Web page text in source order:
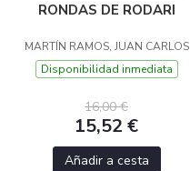
RONDAS DE RODARI
MARTÍN RAMOS, JUAN CARLOS
Disponibilidad inmediata
16,00 €
15,52 €
Añadir a cesta